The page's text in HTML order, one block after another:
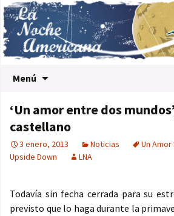
Menú
‘Un amor entre dos
castellano
3 enero, 2013 Noticias Un
Upside Down
LNA
Todavía sin fecha cerrada para su
previsto que lo haga durante la